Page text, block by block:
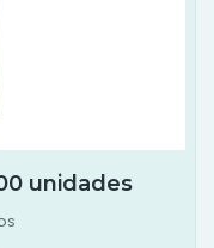
unidades